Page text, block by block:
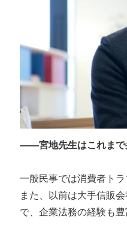
――宮地先生はこれまで
一般民事では消費者ト
また、以前は大手信販
で、企業法務の経験も豊